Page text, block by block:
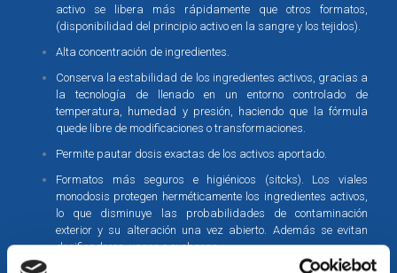
activo se libera más rápidamente que otros formatos,
(disponibilidad del principio activo en la sangre y los tejidos).
Alta concentración de ingredientes.
Conserva la estabilidad de los ingredientes activos, gracias a
la tecnología de llenado en un entorno controlado de
temperatura, humedad y presión, haciendo que la fórmula
quede libre de modificaciones o transformaciones.
Permite pautar dosis exactas de los activos aportado.
Formatos más seguros e higiénicos (sitcks). Los viales
monodosis protegen herméticamente los ingredientes activos,
lo que disminuye las probabilidades de contaminación
exterior y su alteración una vez abierto. Además se evitan
dosificadores, vasos o cucharas.